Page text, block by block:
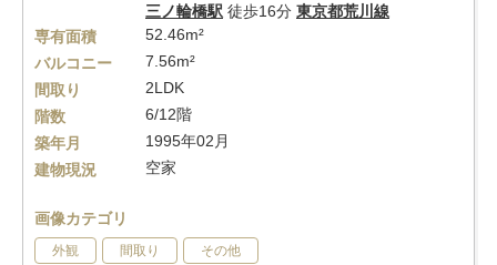
三ノ輪橋駅 徒歩16分 東京都荒川線
専有面積
52.46m²
バルコニー
7.56m²
間取り
2LDK
階数
6/12階
築年月
1995年02月
建物現況
空家
画像カテゴリ
外観 間取り その他